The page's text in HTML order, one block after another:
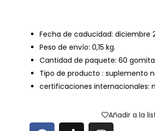
Fecha de caducidad: diciembre
Peso de envío: 0,15 kg.
Cantidad de paquete: 60
Tipo de producto : suplemento
certificaciones internacionales:
Añadir a la